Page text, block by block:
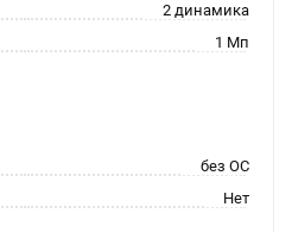
2 динамика
1 Мп
без ОС
Нет